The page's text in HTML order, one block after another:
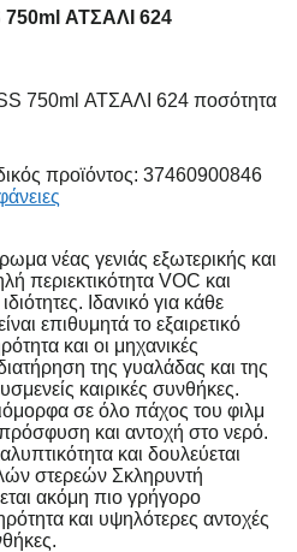
750ml ΑΤΣΑΛΙ 624
750ml ΑΤΣΑΛΙ 624 ποσότητα
προϊόντος: 37460900846
νέας γενιάς εξωτερικής και
περιεκτικότητα VOC και
Ιδανικό για κάθε
επιθυμητά το εξαιρετικό
και οι μηχανικές
της γυαλάδας και της
καιρικές συνθήκες.
σε όλο πάχος του φιλμ
πρόσφυση και αντοχή στο νερό.
και δουλεύεται
στερεών Σκληρυντή
ακόμη πιο γρήγορο
και υψηλότερες αντοχές